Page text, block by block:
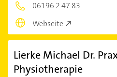
06196 2 47 83
Webseite
Lierke Michael Dr.
Physiotherapie